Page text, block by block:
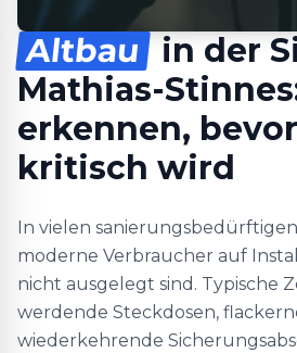
Altbau
in der
Mathias-
erkennen,
kritisch wird
In vielen
moderne Verbraucher auf
nicht ausgelegt sind. Typische
werdende Steckdosen,
wiederkehrende